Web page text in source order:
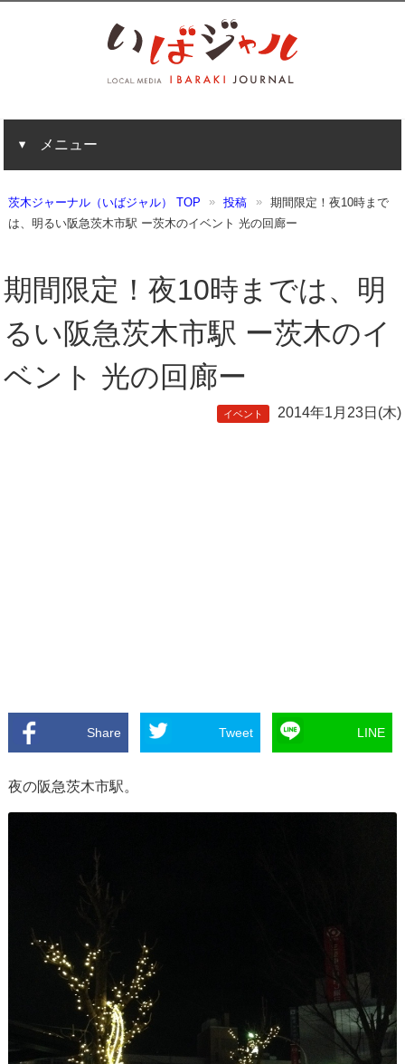
メニュー
茨木ジャーナル（いばジャル） TOP 投稿
期間限定！夜10時まで
は、明るい阪急茨木市駅 ー茨木のイベント 光の回廊ー
期間限定！夜10時までは、明
るい阪急茨木市駅 ー茨木のイ
ベント 光の回廊ー
イベント 2014年1月23日(木)
Share Tweet LINE
夜の阪急茨木市駅。